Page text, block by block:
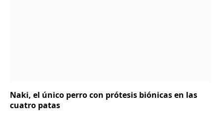
Naki, el único perro con prótesis biónicas en las
cuatro patas